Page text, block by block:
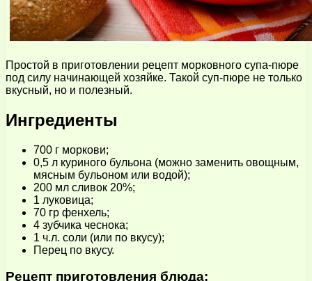
Простой в приготовлении рецепт морковного супа-пюре
под силу начинающей хозяйке. Такой суп-пюре не только
вкусный, но и полезный.
Ингредиенты
700 г моркови;
0,5 л куриного бульона (можно заменить овощным,
мясным бульоном или водой);
200 мл сливок 20%;
1 луковица;
70 гр фенхель;
4 зубчика чеснока;
1 ч.л. соли (или по вкусу);
Перец по вкусу.
Рецепт приготовления блюда: